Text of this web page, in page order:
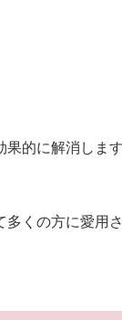
的に解消します
くの方に愛用